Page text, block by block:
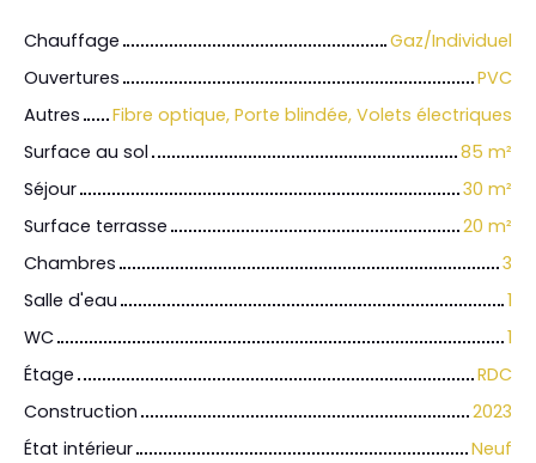
Chauffage
Gaz/Individuel
Ouvertures
PVC
Autres
Fibre optique, Porte blindée, Volets électriques
Surface au sol
85 m²
Séjour
30 m²
Surface terrasse
20 m²
Chambres
3
Salle d'eau
1
WC
1
Étage
RDC
Construction
2023
État intérieur
Neuf